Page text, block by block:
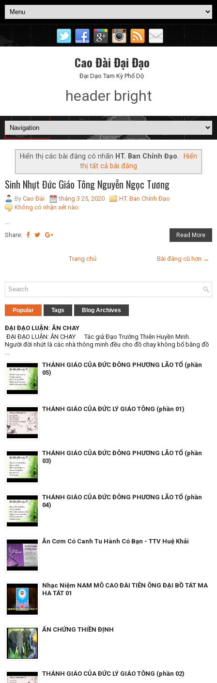
Cao Đài Đại Đạo
Đại Dạo Tam Kỳ Phổ Dộ
header bright
Hiển thị các bài đăng có nhãn HT. Ban Chỉnh Đạo.
Hiển
thị tất cả bài đăng
Sinh Nhựt Đức Giáo Tông Nguyễn Ngọc Tương
By Cao Đài tháng 3 25, 2020
HT. Ban Chỉnh Đạo
Không có nhận xét nào:
Share:
Read More
Bài đăng cũ hơn →
Trang chủ
Popular Tags Blog Archives
ĐẠI ĐẠO LUẬN: ĂN CHAY
ĐẠI ĐẠO LUẬN: ĂN CHAY Tác giả:Đạo Trưởng Thiên Huyền Minh.
Người đời nhứt là các nhà thông minh đều cho đồ chay không bổ bằng đồ
...
THÁNH GIÁO CỦA ĐỨC ĐÔNG PHƯƠNG LÃO TỔ (phần
05)
THÁNH GIÁO CỦA ĐỨC LÝ GIÁO TÔNG (phần 01)
THÁNH GIÁO CỦA ĐỨC ĐÔNG PHƯƠNG LÃO TỔ (phần
03)
THÁNH GIÁO CỦA ĐỨC ĐÔNG PHƯƠNG LÃO TỔ (phần
04)
Ăn Cơm Có Canh Tu Hành Có Bạn - TTV Huệ Khải
Nhạc Niệm NAM MÔ CAO ĐÀI TIÊN ÔNG ĐẠI BỒ TÁT MA
HA TÁT 01
ẤN CHỨNG THIỀN ĐỊNH
THÁNH GIÁO CỦA ĐỨC LÝ GIÁO TÔNG (phần 02)